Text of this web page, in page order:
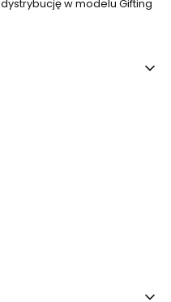
w modelu Gifting